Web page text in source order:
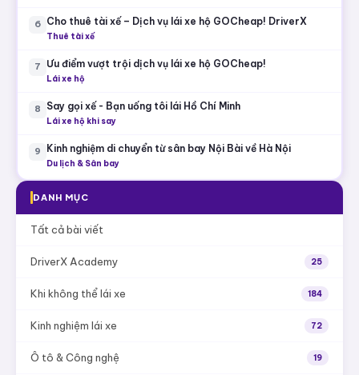
6 Cho thuê tài xế – Dịch vụ lái xe hộ GOCheap! DriverX
Thuê tài xế
7 Ưu điểm vượt trội dịch vụ lái xe hộ GOCheap!
Lái xe hộ
8 Say gọi xế - Bạn uống tôi lái Hồ Chí Minh
Lái xe hộ khi say
9 Kinh nghiệm di chuyển từ sân bay Nội Bài về Hà Nội
Du lịch & Sân bay
DANH MỤC
Tất cả bài viết
DriverX Academy 25
Khi không thể lái xe 184
Kinh nghiệm lái xe 72
Ô tô & Công nghệ 19